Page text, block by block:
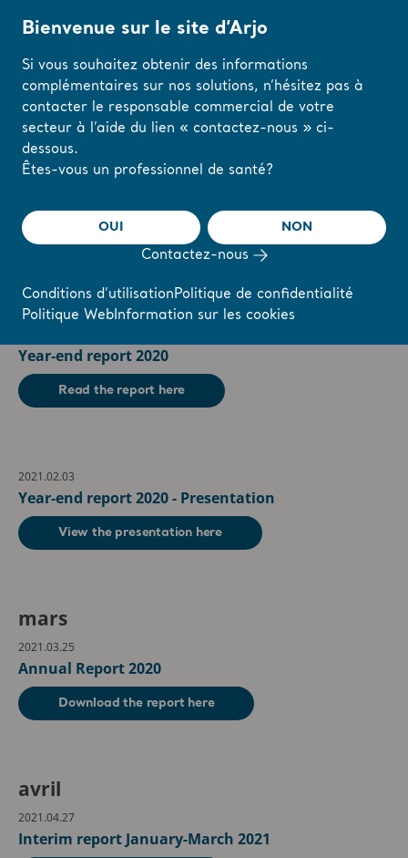
Modifiez votre
langue ici
J'AI COMPRIS
Accueil / ... / Reports & Presentations / 2021
Démarrer Calendar Reports & Presentations
février
Year-end report 2020
Read the report here
2021.02.03
Year-end report 2020 - Presentation
View the presentation here
mars
2021.03.25
Annual Report 2020
Download the report here
avril
2021.04.27
Interim report January-March 2021
Bienvenue sur le site d’Arjo
Si vous souhaitez obtenir des informations
complémentaires sur nos solutions, n’hésitez pas à
contacter le responsable commercial de votre
secteur à l’aide du lien « contactez-nous » ci-
dessous.
Êtes-vous un professionnel de santé?
OUI NON
Contactez-nous
Conditions d’utilisationPolitique de confidentialité
Politique WebInformation sur les cookies